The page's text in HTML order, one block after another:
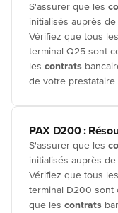
S'assurer que les
initialisés auprès
Vérifiez que tous les
terminal Q25 sont
les contrats
de votre prestataire
PAX D200 :
S'assurer que les
initialisés auprès
Vérifiez que tous les
terminal D200 sont
que les contrats